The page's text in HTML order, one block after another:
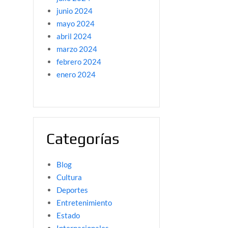
junio 2024
mayo 2024
abril 2024
marzo 2024
febrero 2024
enero 2024
Categorías
Blog
Cultura
Deportes
Entretenimiento
Estado